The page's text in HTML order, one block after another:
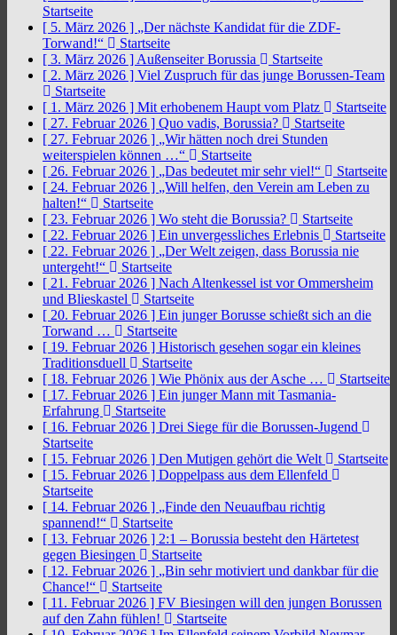
Startseite
[ 5. März 2026 ] „Der nächste Kandidat für die ZDF-
Torwand!“
Startseite
[ 3. März 2026 ] Außenseiter Borussia
Startseite
[ 2. März 2026 ] Viel Zuspruch für das junge Borussen-Team
Startseite
[ 1. März 2026 ] Mit erhobenem Haupt vom Platz
Startseite
[ 27. Februar 2026 ] Quo vadis, Borussia?
Startseite
[ 27. Februar 2026 ] „Wir hätten noch drei Stunden
weiterspielen können …“
Startseite
[ 26. Februar 2026 ] „Das bedeutet mir sehr viel!“
Startseite
[ 24. Februar 2026 ] „Will helfen, den Verein am Leben zu
halten!“
Startseite
[ 23. Februar 2026 ] Wo steht die Borussia?
Startseite
[ 22. Februar 2026 ] Ein unvergessliches Erlebnis
Startseite
[ 22. Februar 2026 ] „Der Welt zeigen, dass Borussia nie
untergeht!“
Startseite
[ 21. Februar 2026 ] Nach Altenkessel ist vor Ommersheim
und Blieskastel
Startseite
[ 20. Februar 2026 ] Ein junger Borusse schießt sich an die
Torwand …
Startseite
[ 19. Februar 2026 ] Historisch gesehen sogar ein kleines
Traditionsduell
Startseite
[ 18. Februar 2026 ] Wie Phönix aus der Asche …
Startseite
[ 17. Februar 2026 ] Ein junger Mann mit Tasmania-
Erfahrung
Startseite
[ 16. Februar 2026 ] Drei Siege für die Borussen-Jugend
Startseite
[ 15. Februar 2026 ] Den Mutigen gehört die Welt
Startseite
[ 15. Februar 2026 ] Doppelpass aus dem Ellenfeld
Startseite
[ 14. Februar 2026 ] „Finde den Neuaufbau richtig
spannend!“
Startseite
[ 13. Februar 2026 ] 2:1 – Borussia besteht den Härtetest
gegen Biesingen
Startseite
[ 12. Februar 2026 ] „Bin sehr motiviert und dankbar für die
Chance!“
Startseite
[ 11. Februar 2026 ] FV Biesingen will den jungen Borussen
auf den Zahn fühlen!
Startseite